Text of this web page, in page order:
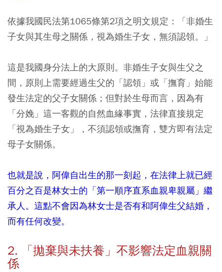
依據我國民法第1065條第2項之明文規定：
「非婚生
子女與其生母之關係，視為婚生子女，無須認領。」
這是我國身分法上的大原則。非婚生子女與生父之
間，原則上需要經過生父的「認領」或「撫育」始能
發生法定的父子女關係；但對於生母而言，因為有
「分娩」這一客觀的自然血緣事實，法律直接規定
「視為婚生子女」，不須認領或撫育，雙方即有法定
母子女關係。
也就是說，阿偉自出生的那一刻起，在法律上就已經
百分之百是林女士的「第一順序直系血親卑親屬」繼
承人。這點不會因為林女士是否有和阿偉生父結婚，
而有任何改變。
2. 「拋棄與未扶養」不影響法定血親關
係